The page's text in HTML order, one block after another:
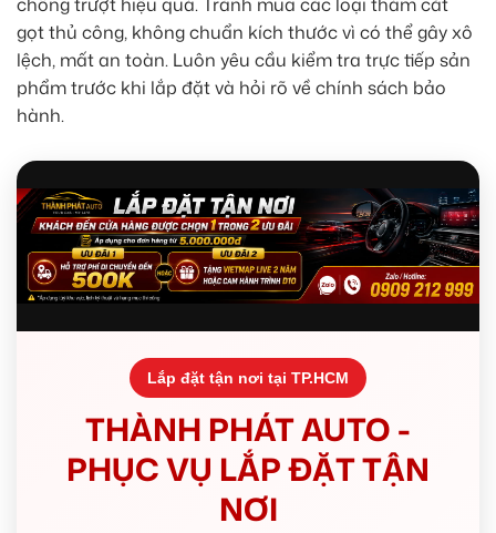
gọt thủ công, không chuẩn kích thước vì có thể gây xô
lệch, mất an toàn. Luôn yêu cầu kiểm tra trực tiếp sản
phẩm trước khi lắp đặt và hỏi rõ về chính sách bảo
hành.
Lắp đặt tận nơi tại TP.HCM
THÀNH PHÁT AUTO -
PHỤC VỤ LẮP ĐẶT TẬN
NƠI